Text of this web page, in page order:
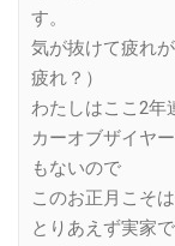
す。
気が抜けて疲れ
疲れ？）
わたしはここ2年
カーオブザイヤ
もないので
このお正月こそ
とりあえず実家